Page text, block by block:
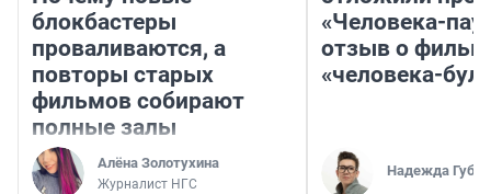
блокбастеры
проваливаются, а
повторы старых
фильмов собирают
полные залы
Алёна Золотухина
Журналист НГС
«Человека-
отзыв о
«человека-
Надежда